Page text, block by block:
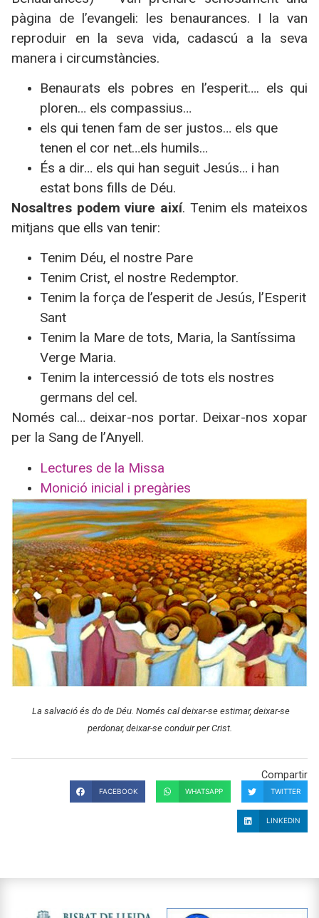
pàgina de l’evangeli: les benaurances. I la van
reproduir en la seva vida, cadascú a la seva
manera i circumstàncies.
Benaurats els pobres en l’esperit…. els qui
ploren… els compassius…
els qui tenen fam de ser justos… els que
tenen el cor net…els humils…
És a dir… els qui han seguit Jesús… i han
estat bons fills de Déu.
Nosaltres podem viure així. Tenim els mateixos
mitjans que ells van tenir:
Tenim Déu, el nostre Pare
Tenim Crist, el nostre Redemptor.
Tenim la força de l’esperit de Jesús, l’Esperit
Sant
Tenim la Mare de tots, Maria, la Santíssima
Verge Maria.
Tenim la intercessió de tots els nostres
germans del cel.
Només cal… deixar-nos portar. Deixar-nos xopar
per la Sang de l’Anyell.
Lectures de la Missa
Monició inicial i pregàries
La salvació és do de Déu. Només cal deixar-se estimar, deixar-se
perdonar, deixar-se conduir per Crist.
Compartir
FACEBOOK WHATSAPP TWITTER
LINKEDIN